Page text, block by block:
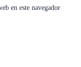
en este navegador